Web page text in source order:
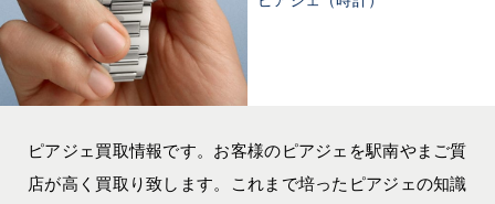
ピアジェ買取情報です。お客様のピアジェを駅南やまご質
店が高く買取り致します。これまで培ったピアジェの知識